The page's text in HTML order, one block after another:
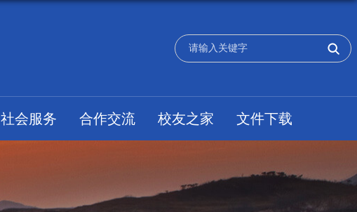
社会服务 合作交流 校友之家 文件下载